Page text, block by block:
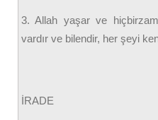
3. Allah yaşar ve
vardır ve bilendir, her şeyi
İRADE